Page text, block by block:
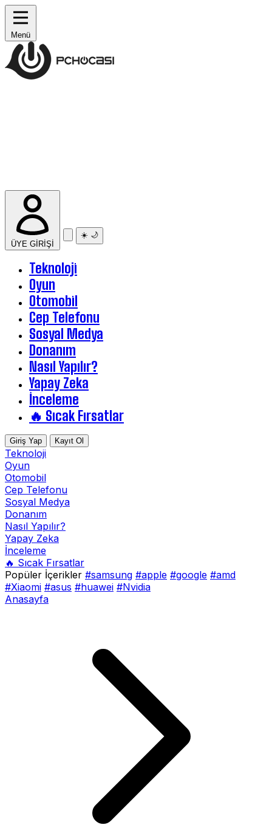
Menü
ÜYE GİRİŞİ
☀️ 🌙
Teknoloji
Oyun
Otomobil
Cep Telefonu
Sosyal Medya
Donanım
Nasıl Yapılır?
Yapay Zeka
İnceleme
🔥 Sıcak Fırsatlar
Giriş Yap Kayıt Ol
Teknoloji
Oyun
Otomobil
Cep Telefonu
Sosyal Medya
Donanım
Nasıl Yapılır?
Yapay Zeka
İnceleme
🔥 Sıcak Fırsatlar
Popüler İçerikler #samsung #apple #google #amd
#Xiaomi #asus #huawei #Nvidia
Anasayfa